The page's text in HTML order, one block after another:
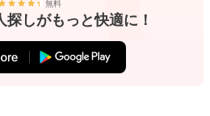
無料
探しがもっと快適に！